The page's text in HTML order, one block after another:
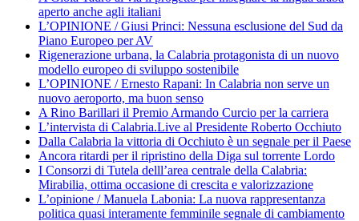
aperto anche agli italiani
L’OPINIONE / Giusi Princi: Nessuna esclusione del Sud da
Piano Europeo per AV
Rigenerazione urbana, la Calabria protagonista di un nuovo
modello europeo di sviluppo sostenibile
L’OPINIONE / Ernesto Rapani: In Calabria non serve un
nuovo aeroporto, ma buon senso
A Rino Barillari il Premio Armando Curcio per la carriera
L’intervista di Calabria.Live al Presidente Roberto Occhiuto
Dalla Calabria la vittoria di Occhiuto è un segnale per il Paese
Ancora ritardi per il ripristino della Diga sul torrente Lordo
I Consorzi di Tutela delll’area centrale della Calabria:
Mirabilia, ottima occasione di crescita e valorizzazione
L’opinione / Manuela Labonia: La nuova rappresentanza
politica quasi interamente femminile segnale di cambiamento